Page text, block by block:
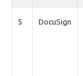
5 DocuSign